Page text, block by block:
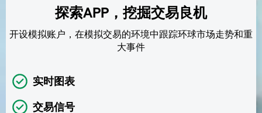
探索APP，挖掘交易良机
开设模拟账户，在模拟交易的环境中跟踪环球市场走势和重
大事件
实时图表
交易信号